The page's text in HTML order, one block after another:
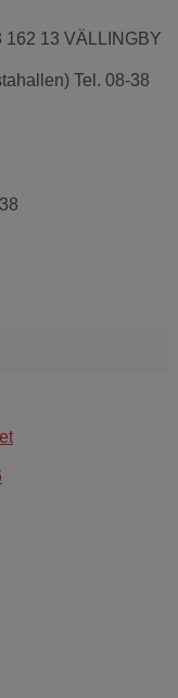
162 13 VÄLLINGBY
Tel. 08-38